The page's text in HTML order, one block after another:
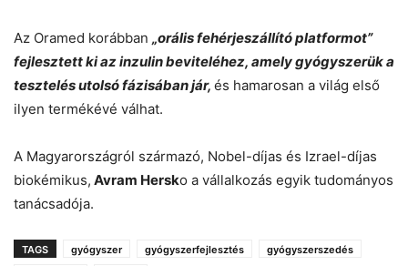
Az Oramed korábban „orális fehérjeszállító platformot”
fejlesztett ki az inzulin beviteléhez, amely gyógyszerük a
tesztelés utolsó fázisában jár, és hamarosan a világ első
ilyen termékévé válhat.
A Magyarországról származó, Nobel-díjas és Izrael-díjas
biokémikus, Avram Hersko a vállalkozás egyik tudományos
tanácsadója.
TAGS gyógyszer gyógyszerfejlesztés
gyógyszerszedés